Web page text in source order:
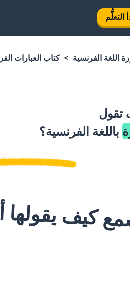
التعلُّم
اللغة الفرنسية كتاب العبارات
تقول
باللغة الفرنسية؟
كيف يقولها